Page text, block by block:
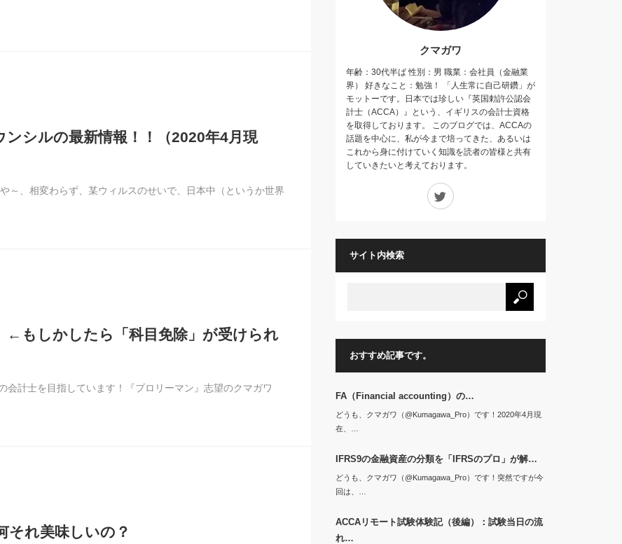
ンシルの最新情報！！（2020年4月現
～、相変わらず、某ウィルスのせいで、日本中（というか世界
もしかしたら「科目免除」が受けられ
会計士を目指しています！『プロリーマン』志望のクマガワ
それ美味しいの？
クマガワ
年齢：30代半ば 性別：男 職業：会社員（金融業
界） 好きなこと：勉強！ 「人生常に自己研鑽」が
モットーです。日本では珍しい『英国勅許公認会
計士（ACCA）』という、イギリスの会計士資格
を取得しております。 このブログでは、ACCAの
話題を中心に、私が今まで培ってきた、あるいは
これから身に付けていく知識を読者の皆様と共有
していきたいと考えております。
サイト内検索
おすすめ記事です。
FA（Financial accounting）の…
どうも、クマガワ（@Kumagawa_Pro）です！2020年4月現
在、…
IFRS9の金融資産の分類を「IFRSのプロ」が解…
どうも、クマガワ（@Kumagawa_Pro）です！突然ですが今
回は、…
ACCAリモート試験体験記（後編）：試験当日の流
れ…